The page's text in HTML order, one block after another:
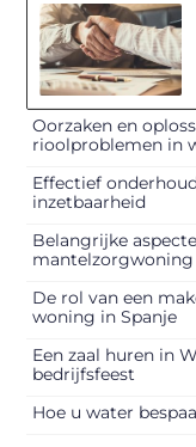
Oorzaken en
rioolproblemen in
Effectief
inzetbaarheid
Belangrijke
mantelzorgwoning
De rol van een
woning in Spanje
Een zaal huren in
bedrijfsfeest
Hoe u water